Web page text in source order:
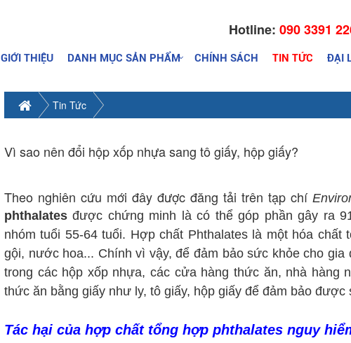
Hotline: 090 3391
GIỚI THIỆU DANH MỤC SẢN PHẨM CHÍNH SÁCH TIN TỨC ĐẠI
Tin Tức
Vì sao nên đổi hộp xốp nhựa sang tô giấy, hộp giấy?
Theo nghiên cứu mới đây được đăng tải trên tạp chí
phthalates được chứng minh là có thể góp phần gây ra
nhóm tuổi 55-64 tuổi. Hợp chất Phthalates là một hóa chất
gội, nước hoa... Chính vì vậy, để đảm bảo sức khỏe cho
trong các hộp xốp nhựa, các cửa hàng thức ăn, nhà hàng
thức ăn bằng giấy như ly, tô giấy, hộp giấy để đảm bảo
Tác hại của hợp chất tổng hợp phthalates nguy